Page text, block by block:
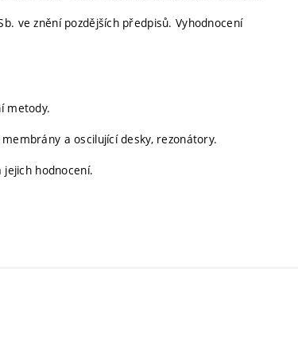
ve znění pozdějších předpisů. Vyhodnocení
metody.
a oscilující desky, rezonátory.
hodnocení.